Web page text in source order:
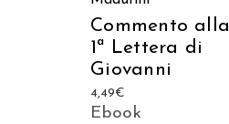
Commento alla
1ª Lettera di
Giovanni
4,49€
Ebook